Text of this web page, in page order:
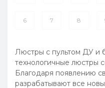
6 7 8
Люстры с пультом ДУ и
технологичные люстры
Благодаря появлению
разрабатывают все